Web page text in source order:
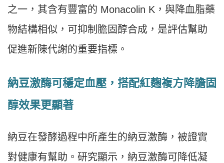
之一，其含有豐富的 Monacolin K，與降血脂藥
物結構相似，可抑制膽固醇合成，是評估幫助
促進新陳代謝的重要指標。
納豆激酶可穩定血壓，搭配紅麴複方降膽固
醇效果更顯著
納豆在發酵過程中所產生的納豆激酶，被證實
對健康有幫助。研究顯示，納豆激酶可降低凝